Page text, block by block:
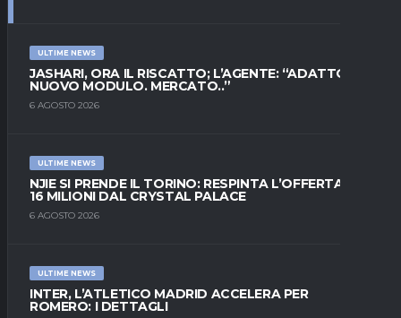
ULTIME NEWS
JASHARI, ORA IL RISCATTO; L’AGENTE: “ADATTO AL
NUOVO MODULO. MERCATO..”
6 AGOSTO 2026
ULTIME NEWS
NJIE SI PRENDE IL TORINO: RESPINTA L’OFFERTA DI
16 MILIONI DAL CRYSTAL PALACE
6 AGOSTO 2026
ULTIME NEWS
INTER, L’ATLETICO MADRID ACCELERA PER
ROMERO: I DETTAGLI